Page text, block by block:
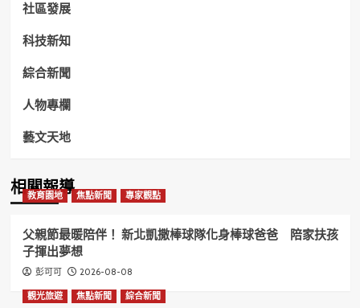
社區發展
科技新知
綜合新聞
人物專欄
藝文天地
相關報導
教育園地 焦點新聞 專家觀點
父親節最暖陪伴！ 新北凱撒棒球隊化身棒球爸爸 陪家扶孩
子揮出夢想
彭可可 2026-08-08
觀光旅遊 焦點新聞 綜合新聞